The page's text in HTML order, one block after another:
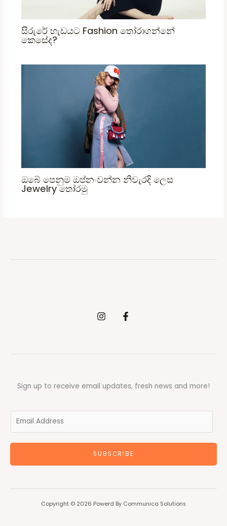
සිරුරේ හැඩයට Fashion තෝරාගන්නේ
කෙසේද?
ඔබේ පෙනුම ඔප්නංවන්න නිවැරදි ලෙස
Jewelry තෝරමු
Sign up to receive email updates, fresh news and more!
a
l
SUBSCRIBE
Copyright © 2026 Powerd By Communica Solutions